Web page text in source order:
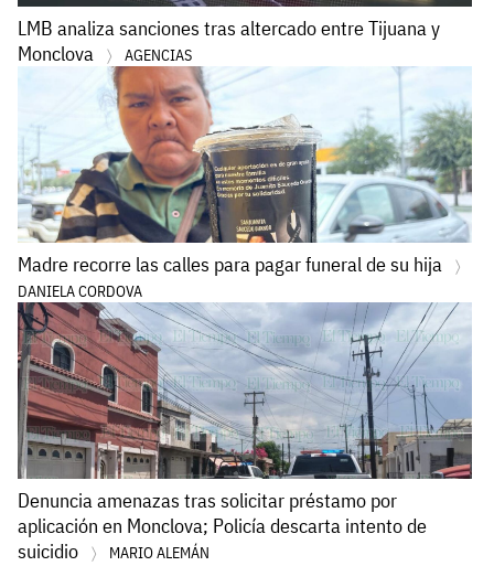
LMB analiza sanciones tras altercado entre Tijuana y
Monclova
AGENCIAS
Madre recorre las calles para pagar funeral de su hija
DANIELA CORDOVA
Denuncia amenazas tras solicitar préstamo por
aplicación en Monclova; Policía descarta intento de
suicidio
MARIO ALEMÁN